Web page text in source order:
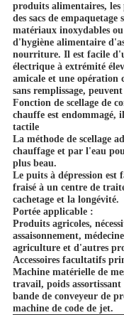
produits alimentaires, les
des sacs de
matériaux inoxydables
d'hygiène alimentaire
nourriture. Il est facile
électrique à extrémité
amicale et une opération
sans remplissage,
Fonction de scellage de
chauffe est
tactile
La méthode de scellage
chauffage et par l'eau
plus beau.
Le puits à dépression
fraisé à un centre de
cachetage et la longévité.
Portée applicable :
Produits agricoles,
assaisonnement,
agriculture et d'autres
Accessoires facultatifs
Machine matérielle de
travail, poids
bande de conveyeur de
machine de code de jet.